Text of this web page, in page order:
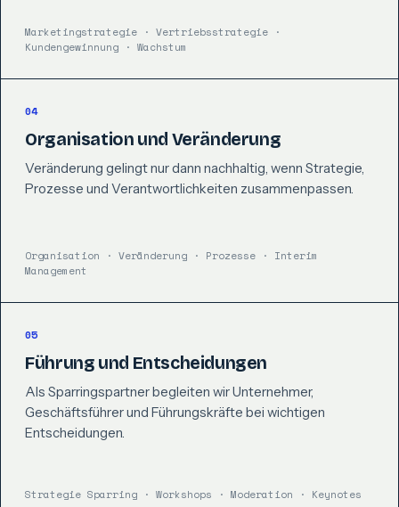
Marketingstrategie · Vertriebsstrategie ·
Kundengewinnung · Wachstum
04
Organisation und Veränderung
Veränderung gelingt nur dann nachhaltig, wenn Strategie,
Prozesse und Verantwortlichkeiten zusammenpassen.
Organisation · Veränderung · Prozesse · Interim
Management
05
Führung und Entscheidungen
Als Sparringspartner begleiten wir Unternehmer,
Geschäftsführer und Führungskräfte bei wichtigen
Entscheidungen.
Strategie Sparring · Workshops · Moderation · Keynotes